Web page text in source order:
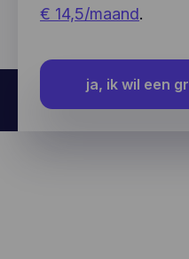
€ 14,5/maand.
ja, ik wil een